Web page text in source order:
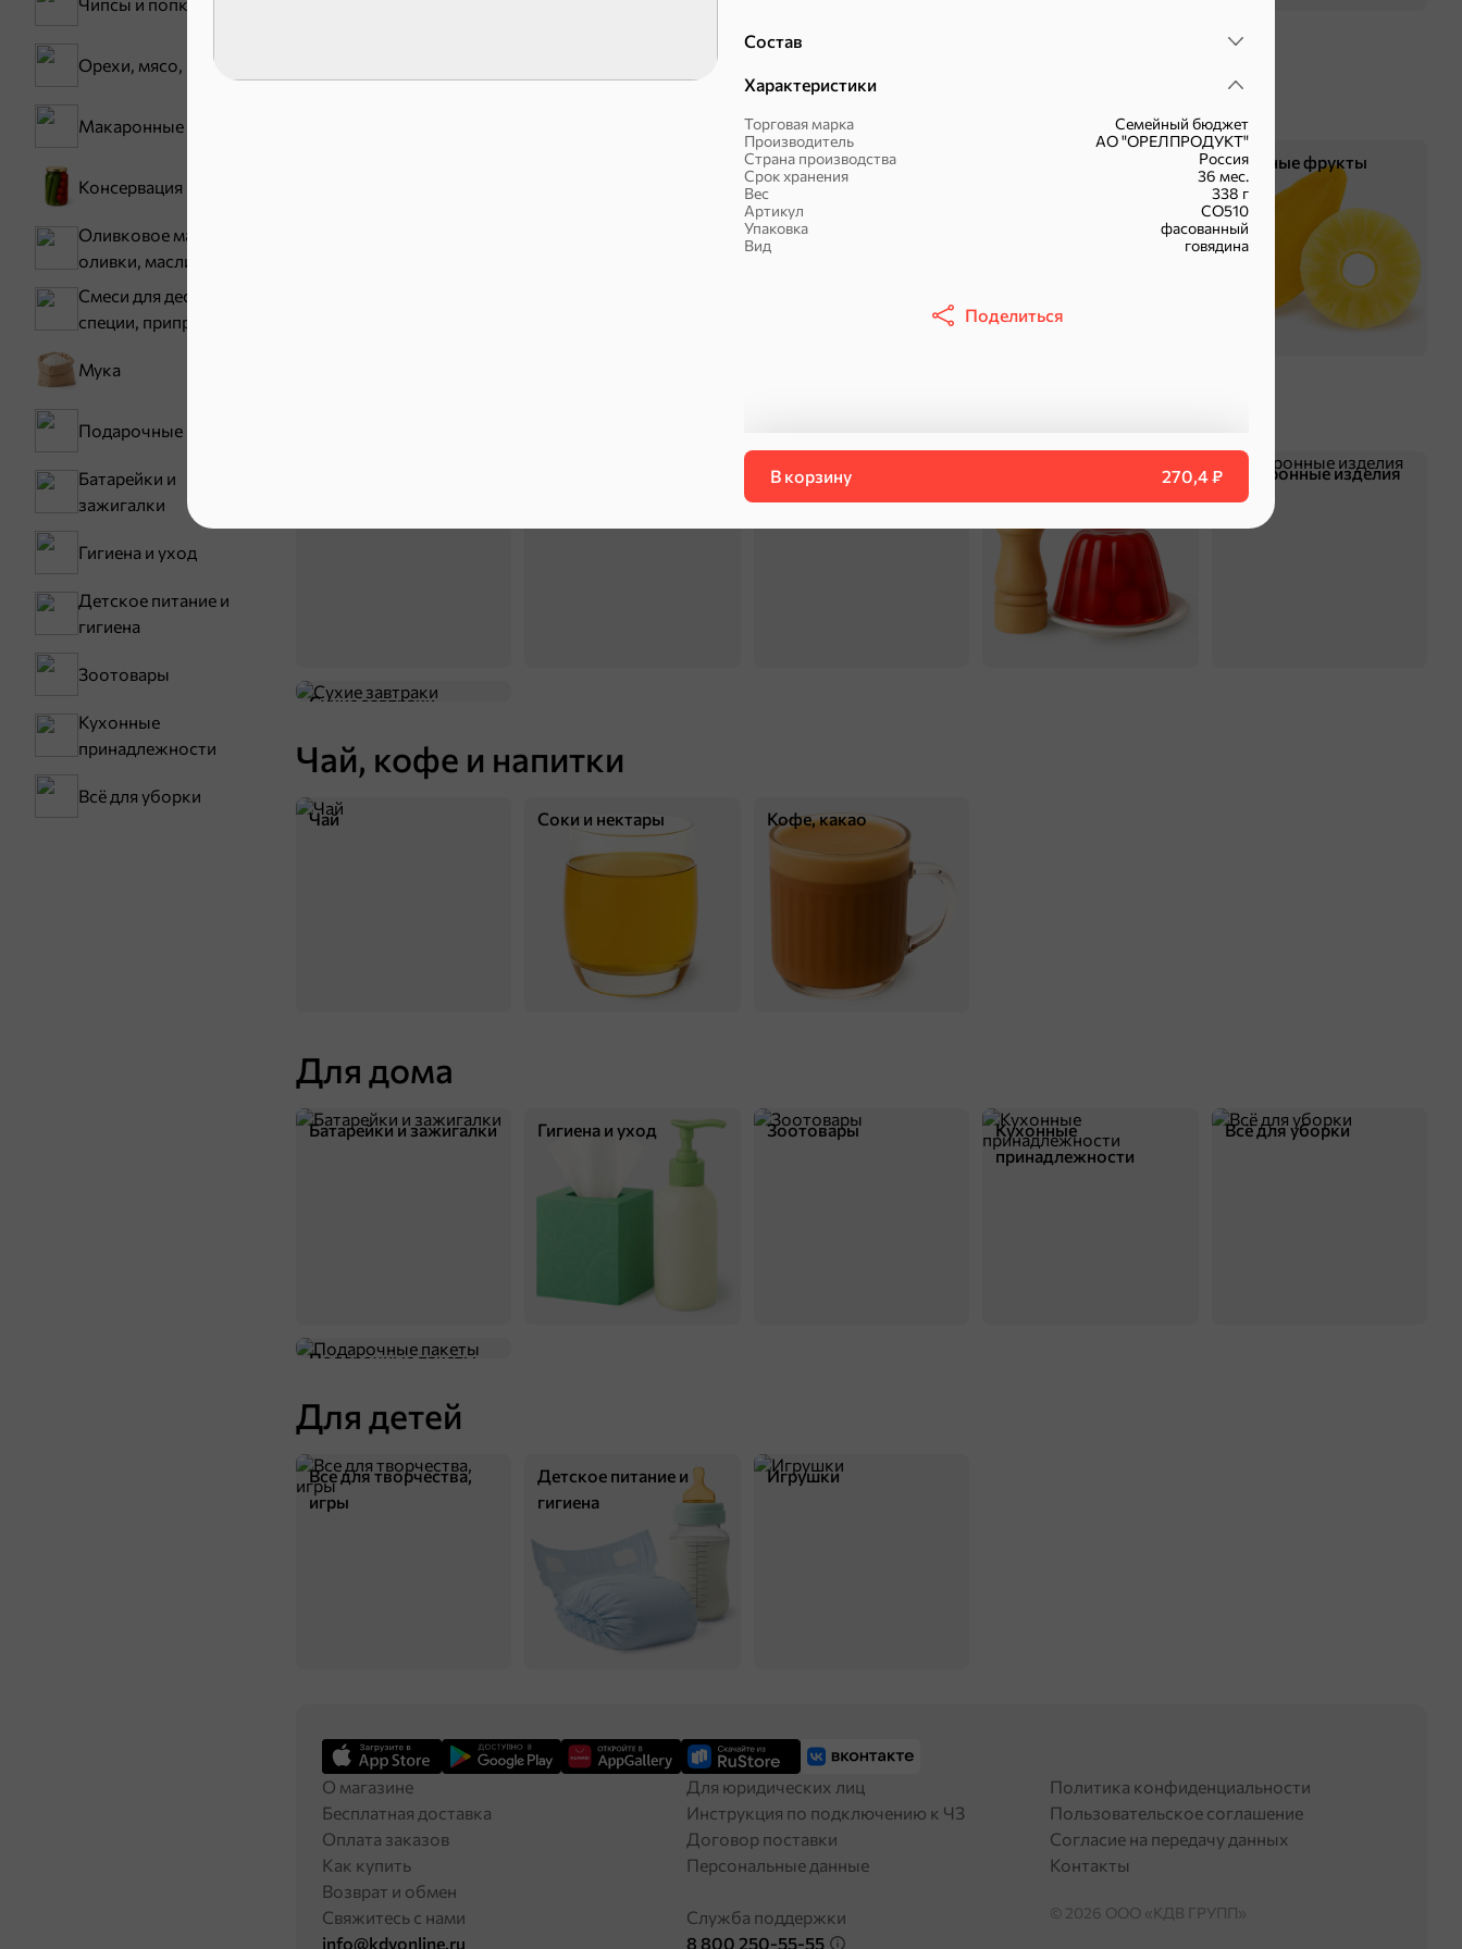
Состав
Характеристики
Торговая марка
Семейный бюджет
Производитель
АО "ОРЕЛПРОДУКТ"
Страна производства
Россия
Срок хранения
36 мес.
Вес
338 г
Артикул
СО510
Упаковка
фасованный
Вид
говядина
Поделиться
В корзину 270,4 ₽
Орехи, мясо, рыба
Макаронные изделия
Консервация
Оливковое масло,
оливки, маслины
Смеси для десертов,
специи, приправы
Мука
Подарочные пакеты
Батарейки и
зажигалки
Гигиена и уход
Детское питание и
гигиена
Зоотовары
Кухонные
принадлежности
Всё для уборки
Орехи, мясо, рыба Сушеные фрукты
Оливковое масло,
оливки, маслины
Смеси для десертов,
специи, приправы
Макаронные изделия
Сухие завтраки
Чай, кофе и напитки
Чай Соки и нектары Кофе, какао
Для дома
Батарейки и зажигалки Гигиена и уход Зоотовары
Кухонные
принадлежности
Всё для уборки
Подарочные пакеты
Для детей
Все для творчества,
игры
Детское питание и
гигиена
Игрушки
О магазине
Бесплатная доставка
Оплата заказов
Как купить
Возврат и обмен
Для юридических лиц
Инструкция по подключению к ЧЗ
Договор поставки
Персональные данные
Политика конфиденциальности
Пользовательское соглашение
Согласие на передачу данных
Контакты
Свяжитесь с нами
info@kdvonline.ru
Служба поддержки
8 800 250-55-55
© 2026 OOO «КДВ ГРУПП»